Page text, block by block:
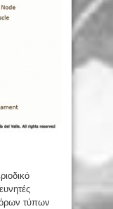
τύπων